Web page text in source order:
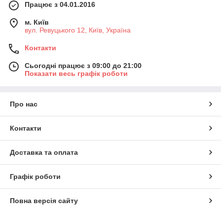
Працює з 04.01.2016
м. Київ
вул. Ревуцького 12, Київ, Україна
Контакти
Сьогодні працює з 09:00 до 21:00
Показати весь графік роботи
Про нас
Контакти
Доставка та оплата
Графік роботи
Повна версія сайту